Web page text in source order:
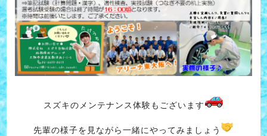
スズキのメンテナンス体験もございます
先輩の様子を見ながら一緒にやってみましょう